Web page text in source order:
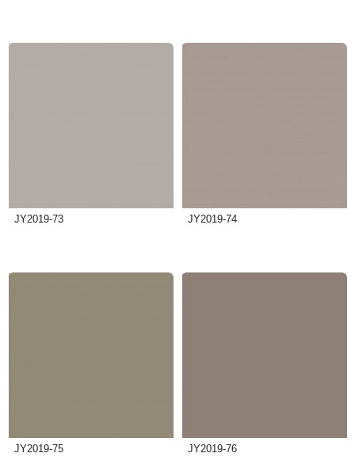
JY2019-73 JY2019-74
JY2019-75 JY2019-76